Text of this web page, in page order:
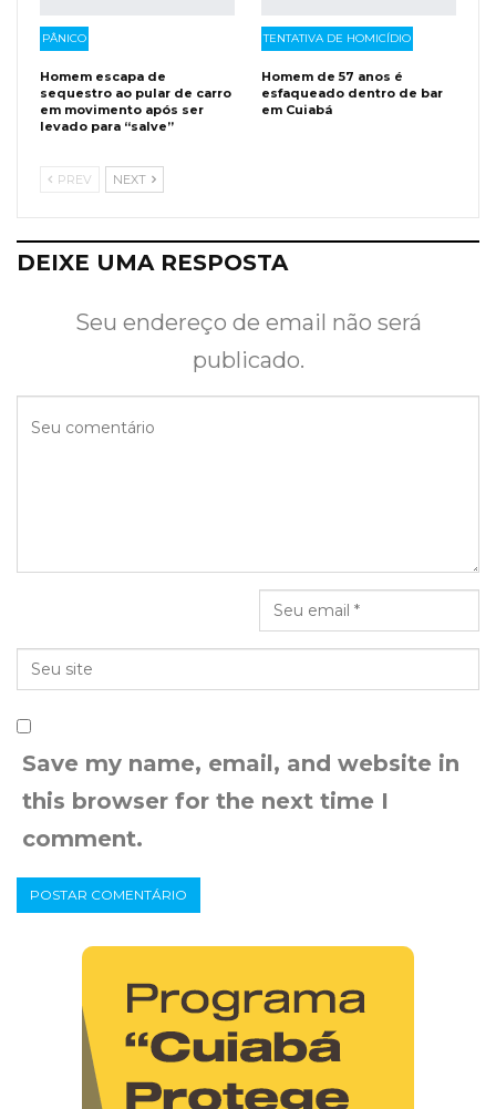
PÂNICO
Homem escapa de
sequestro ao pular de carro
em movimento após ser
levado para “salve”
TENTATIVA DE HOMICÍDIO
Homem de 57 anos é
esfaqueado dentro de bar
em Cuiabá
PREV NEXT
DEIXE UMA RESPOSTA
Seu endereço de email não será
publicado.
Save my name, email, and website in
this browser for the next time I
comment.